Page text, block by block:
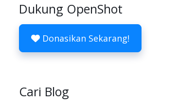
Dukung OpenShot
Donasikan Sekarang!
Cari Blog